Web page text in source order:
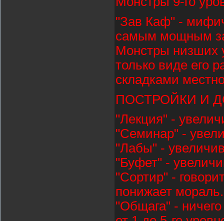
"Зав Каф" -
самым мощным
Монстры низших
только виде его
складками
ПОСТРОЙКИ И
"Лекция" -
"Семинар" -
"Лабы" -
"Буфет" -
"Сортир" -
понижает мораль.
"Общага" -